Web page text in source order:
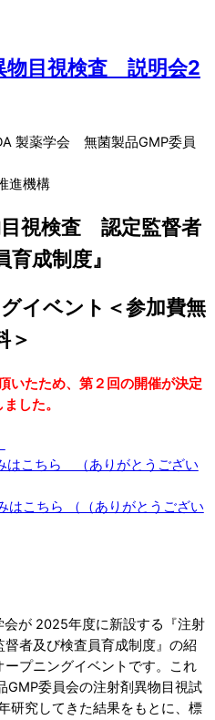
物目視検査 説明会2
製薬学会 無菌製品GMP委員
進機構
目視検査 認定監督者
育成制度』
イベント＜参加費無
＞
いたため、第２回の開催が決定
した。
はこちら （ありがとうござい
こちら （（ありがとうござい
が 2025年度に新設する『注射
者及び検査員育成制度』の紹
プニングイベントです。これ
GMP委員会の注射剤異物目視試
研究してきた結果をもとに、標